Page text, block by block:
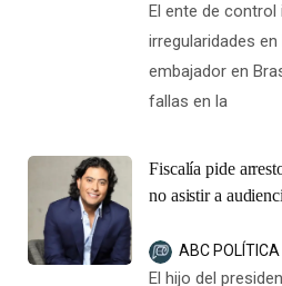
El ente de
irregularidades
embajador en
fallas en la
Fiscalía pide
no asistir a
ABC POLÍTICA
El hijo del